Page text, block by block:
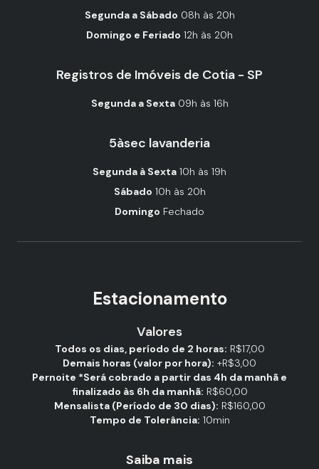
Segunda a Sábado 08h às 20h
Domingo e Feriado 12h às 20h
Registros de Imóveis de Cotia - SP
Segunda a Sexta 09h às 16h
5àsec lavanderia
Segunda à Sexta 10h às 19h
Sábado 10h às 20h
Domingo Fechado
Estacionamento
Valores
Todos os dias, período de 2 horas: R$17,00
Demais horas (valor por hora): +R$3,00
Pernoite *Será cobrado a partir das 4h da manhã e
finalizado às 6h da manhã: R$60,00
Mensalista (Período de 30 dias): R$160,00
Tempo de Tolerância: 10min
Saiba mais